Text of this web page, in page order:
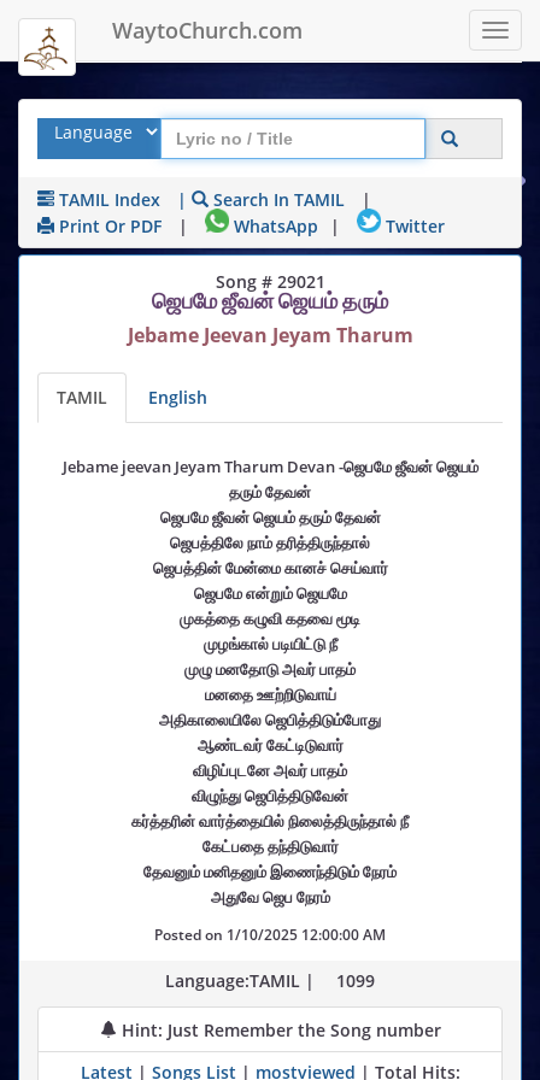
WaytoChurch.com
TAMIL Index | Search In TAMIL
|
Print Or PDF
| WhatsApp | Twitter
Song # 29021
ஜெபமே ஜீவன் ஜெயம் தரும்
Jebame Jeevan Jeyam Tharum
TAMIL English
Jebame jeevan Jeyam Tharum Devan -ஜெபமே ஜீவன் ஜெயம்
தரும் தேவன்
ஜெபமே ஜீவன் ஜெயம் தரும் தேவன்
ஜெபத்திலே நாம் தரித்திருந்தால்
ஜெபத்தின் மேன்மை கானச் செய்வார்
ஜெபமே என்றும் ஜெயமே
முகத்தை கழுவி கதவை மூடி
முழங்கால் படியிட்டு நீ
முழு மனதோடு அவர் பாதம்
மனதை ஊற்றிடுவாய்
அதிகாலையிலே ஜெபித்திடும்போது
ஆண்டவர் கேட்டிடுவார்
விழிப்புடனே அவர் பாதம்
விழுந்து ஜெபித்திடுவேன்
கர்த்தரின் வார்த்தையில் நிலைத்திருந்தால் நீ
கேட்பதை தந்திடுவார்
தேவனும் மனிதனும் இணைந்திடும் நேரம்
அதுவே ஜெப நேரம்
Posted on 1/10/2025 12:00:00 AM
Language:TAMIL | 1099
Hint: Just Remember the Song number
Latest | Songs List | mostviewed | Total Hits: